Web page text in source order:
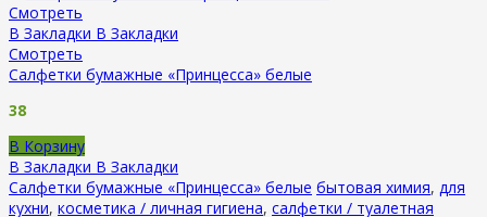
Смотреть
В Закладки В Закладки
Смотреть
Салфетки бумажные «Принцесса» белые
38
В Корзину
В Закладки В Закладки
Салфетки бумажные «Принцесса» белые бытовая химия, для
кухни, косметика / личная гигиена, салфетки / туалетная